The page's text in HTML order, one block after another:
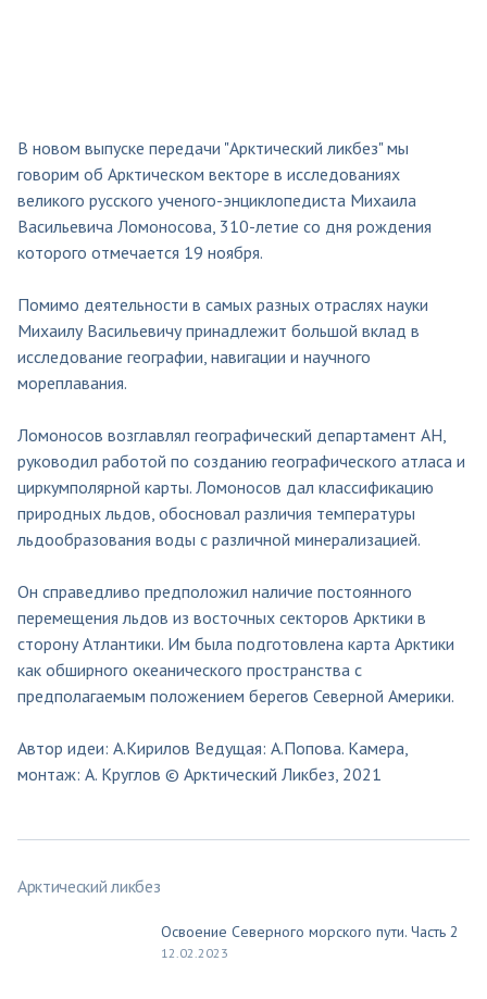
В новом выпуске передачи "Арктический ликбез" мы
говорим об Арктическом векторе в исследованиях
великого русского ученого-энциклопедиста Михаила
Васильевича Ломоносова, 310-летие со дня рождения
которого отмечается 19 ноября.
Помимо деятельности в самых разных отраслях науки
Михаилу Васильевичу принадлежит большой вклад в
исследование географии, навигации и научного
мореплавания.
Ломоносов возглавлял географический департамент АН,
руководил работой по созданию географического атласа и
циркумполярной карты. Ломоносов дал классификацию
природных льдов, обосновал различия температуры
льдообразования воды с различной минерализацией.
Он справедливо предположил наличие постоянного
перемещения льдов из восточных секторов Арктики в
сторону Атлантики. Им была подготовлена карта Арктики
как обширного океанического пространства с
предполагаемым положением берегов Северной Америки.
Автор идеи: А.Кирилов Ведущая: А.Попова. Камера,
монтаж: А. Круглов © Арктический Ликбез, 2021
Арктический ликбез
Освоение Северного морского пути. Часть 2
12.02.2023